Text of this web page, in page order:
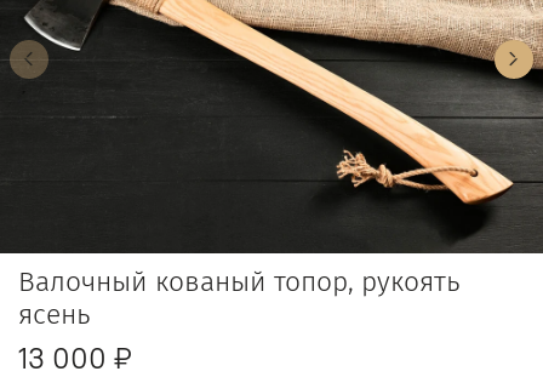
Валочный кованый топор, рукоять
ясень
13 000 ₽